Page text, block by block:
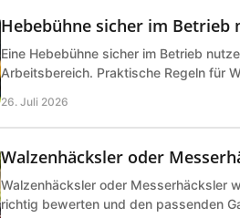
Hebebühne sicher im Betrieb
Eine Hebebühne sicher im Betrieb
Arbeitsbereich. Praktische Regeln für
26. Juli 2026
Walzenhäcksler oder
Walzenhäcksler oder Messerhäcksler
richtig bewerten und den passenden